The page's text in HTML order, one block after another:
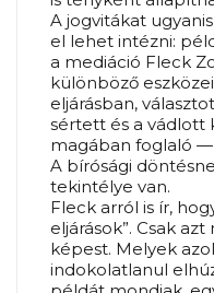
A jogvitákat
el lehet intézni:
a mediáció Fleck
különböző
eljárásban,
sértett és a vádlott
magában foglaló —
A bírósági
tekintélye van.
Fleck arról is ír,
eljárások”. Csak
képest. Melyek
indokolatlanul